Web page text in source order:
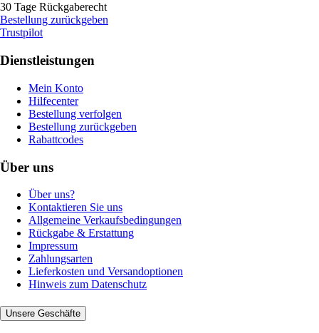
30 Tage Rückgaberecht
Bestellung zurückgeben
Trustpilot
Dienstleistungen
Mein Konto
Hilfecenter
Bestellung verfolgen
Bestellung zurückgeben
Rabattcodes
Über uns
Über uns?
Kontaktieren Sie uns
Allgemeine Verkaufsbedingungen
Rückgabe & Erstattung
Impressum
Zahlungsarten
Lieferkosten und Versandoptionen
Hinweis zum Datenschutz
Unsere Geschäfte